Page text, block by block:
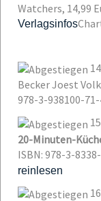
Watchers, 14,99
Verlagsinfos
14
Becker Joest
978-3-938100-
15
20-Minuten-
ISBN: 978-3-
reinlesen
16